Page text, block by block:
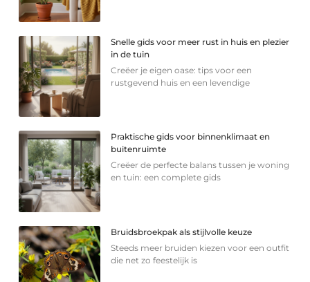
Snelle gids voor meer rust in huis en plezier
in de tuin
Creëer je eigen oase: tips voor een
rustgevend huis en een levendige
Praktische gids voor binnenklimaat en
buitenruimte
Creëer de perfecte balans tussen je woning
en tuin: een complete gids
Bruidsbroekpak als stijlvolle keuze
Steeds meer bruiden kiezen voor een outfit
die net zo feestelijk is